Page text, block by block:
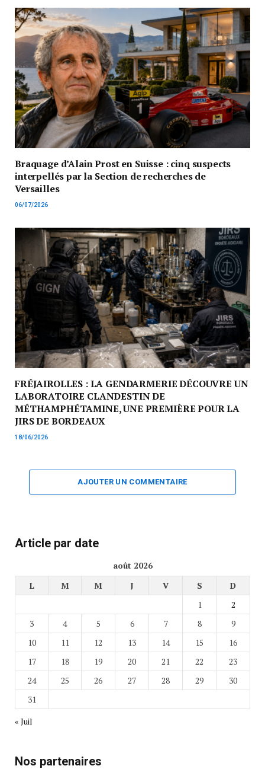
Braquage d’Alain Prost en Suisse : cinq suspects
interpellés par la Section de recherches de
Versailles
06/07/2026
FRÉJAIROLLES : LA GENDARMERIE DÉCOUVRE UN
LABORATOIRE CLANDESTIN DE
MÉTHAMPHÉTAMINE, UNE PREMIÈRE POUR LA
JIRS DE BORDEAUX
18/06/2026
AJOUTER UN COMMENTAIRE
Article par date
août 2026
L
M M J V S
D
1
2
3
4 5 6 7 8
9
10
11 12 13 14 15
16
17
18 19 20 21 22
23
24
25 26 27 28 29
30
31
« Juil
Nos partenaires